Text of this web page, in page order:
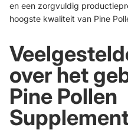
en een zorgvuldig
hoogste kwaliteit van Pine
over het
Pine Pollen